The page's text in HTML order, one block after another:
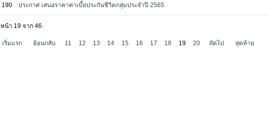
190 ประกาศ เสนอราคาค่าเบี้ยประกันชีวิตกลุ่มประจำปี 2565
หน้า 19 จาก 46
เริ่มแรก ย้อนกลับ 11 12 13 14 15 16 17 18 19 20 ถัดไป สุดท้าย